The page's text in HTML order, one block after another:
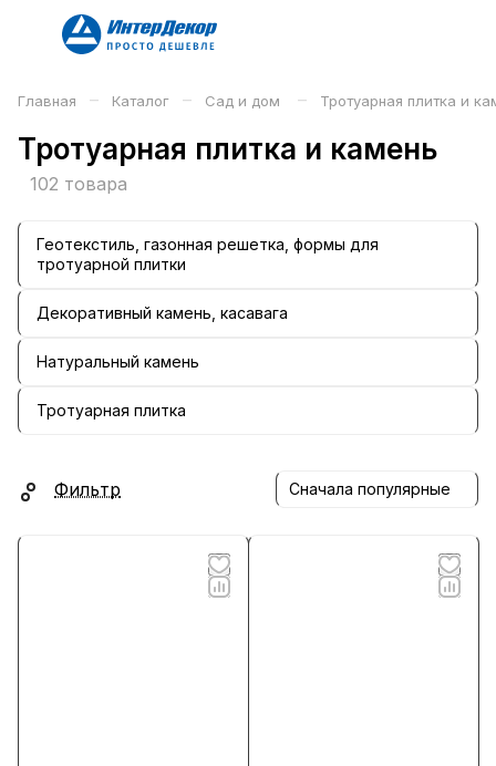
Главная – Каталог – Сад и дом – Тротуарная плитка и
Тротуарная плитка и камень
102 товара
Геотекстиль, газонная решетка, формы для
тротуарной плитки
Декоративный камень, касавага
Натуральный камень
Тротуарная плитка
Фильтр Сначала популярные